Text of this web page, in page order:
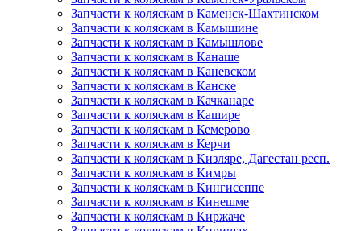
Запчасти к коляскам в Каменск-Шахтинском
Запчасти к коляскам в Камышине
Запчасти к коляскам в Камышлове
Запчасти к коляскам в Канаше
Запчасти к коляскам в Каневском
Запчасти к коляскам в Канске
Запчасти к коляскам в Качканаре
Запчасти к коляскам в Кашире
Запчасти к коляскам в Кемерово
Запчасти к коляскам в Керчи
Запчасти к коляскам в Кизляре, Дагестан респ.
Запчасти к коляскам в Кимры
Запчасти к коляскам в Кингисеппе
Запчасти к коляскам в Кинешме
Запчасти к коляскам в Киржаче